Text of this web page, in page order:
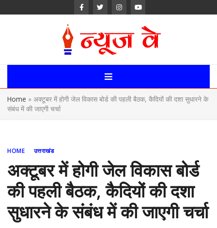
News Way:
Uttarakhand,
Uttar Pardesh,
Portal
Home » अक्टूबर में होगी जेल विकास बोर्ड की पहली बैठक, कैदियों की दशा सुधारने के
संबंध में की जाएगी चर्चा
HOME उत्तराखंड
अक्टूबर में होगी जेल विकास बोर्ड
की पहली बैठक, कैदियों की दशा
सुधारने के संबंध में की जाएगी चर्चा